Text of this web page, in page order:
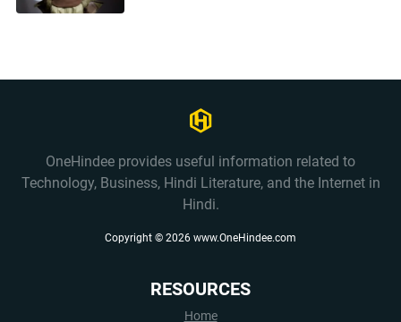
OneHindee provides useful information related to
Technology, Business, Hindi Literature, and the Internet in
Hindi.
Copyright © 2026 www.OneHindee.com
RESOURCES
Home